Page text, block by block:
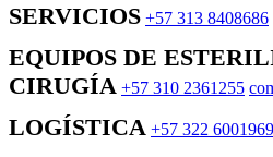
SERVICIOS +57 313 8408686
EQUIPOS DE
CIRUGÍA +57 310 2361255
LOGÍSTICA +57 322 6001969